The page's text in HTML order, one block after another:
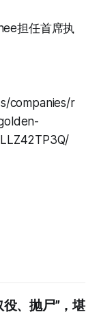
担任首席执
companies/r
、抛尸”，堪